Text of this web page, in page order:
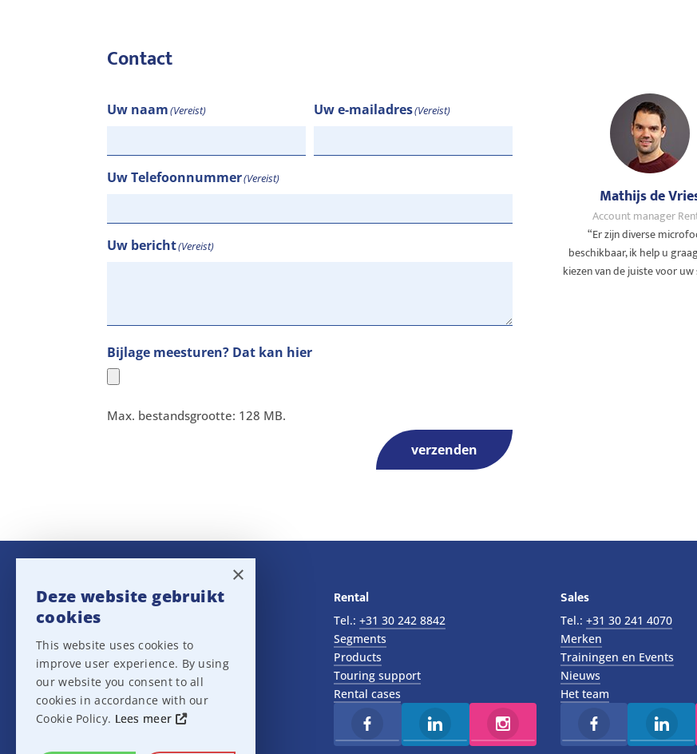
Contact
Uw naam(Vereist) Uw e-mailadres(Vereist)
Uw Telefoonnummer(Vereist)
Uw bericht(Vereist)
Bijlage meesturen? Dat kan hier
Max. bestandsgrootte: 128 MB.
verzenden
Mathijs de
Account manager
“Er zijn diverse
beschikbaar, ik help u
kiezen van de juiste voor
Navigatie
About us
Het team
Support
Sitemap
Rental
Tel.: +31 30 242 8842
Segments
Products
Touring support
Rental cases
Sales
Tel.: +31 30 241 4070
Merken
Trainingen en Events
Nieuws
Het team
×
Deze website gebruikt
cookies
This website uses cookies to
improve user experience. By using
our website you consent to all
cookies in accordance with our
Cookie Policy. Lees meer